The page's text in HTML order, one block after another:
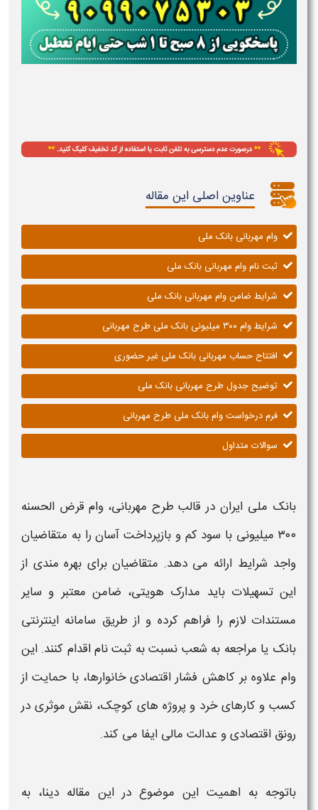
عناوین اصلی این مقاله
وام مهربانی بانک ملی
ثبت نام وام مهربانی بانک ملی
شرایط ضامن وام مهربانی بانک ملی
شرایط وام ۳۰۰ میلیونی بانک ملی طرح مهربانی
افتتاح حساب مهربانی بانک ملی غیر حضوری
توضیح جدول طرح مهربانی بانک ملی
فرم درخواست وام بانک ملی طرح مهربانی
سوالات متداول
بانک ملی ایران در قالب طرح مهربانی، وام قرض‌ الحسنه
۳۰۰ میلیونی
با سود کم و بازپرداخت آسان را به متقاضیان
واجد شرایط ارائه می‌ دهد. متقاضیان برای بهره‌ مندی از
این تسهیلات باید مدارک هویتی، ضامن معتبر و سایر
مستندات لازم را فراهم کرده و از طریق سامانه اینترنتی
بانک یا مراجعه به شعب نسبت به ثبت‌ ناماقدام کنند. این
وام علاوه بر کاهش فشار اقتصادی خانوارها، با حمایت از
کسب‌ و کارهای خرد و پروژه‌ های کوچک، نقش موثری در
رونق اقتصادی و عدالت مالی ایفا می‌ کند.
باتوجه به اهمیت این موضوع در این مقاله دینا، به